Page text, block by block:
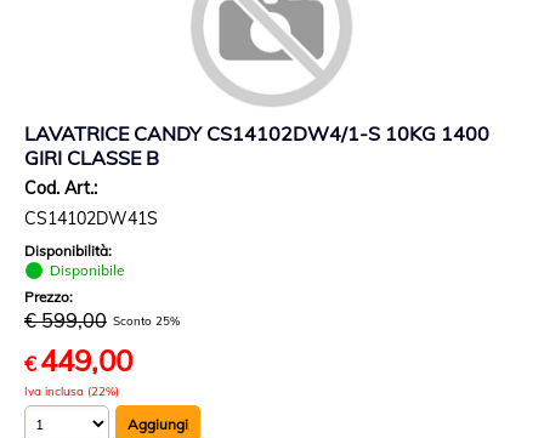
LAVATRICE CANDY CS14102DW4/1-S 10KG 1400
GIRI CLASSE B
Cod. Art.:
CS14102DW41S
Disponibilità:
Disponibile
Prezzo:
€ 599,00 Sconto 25%
€ 449,00
Iva inclusa (22%)